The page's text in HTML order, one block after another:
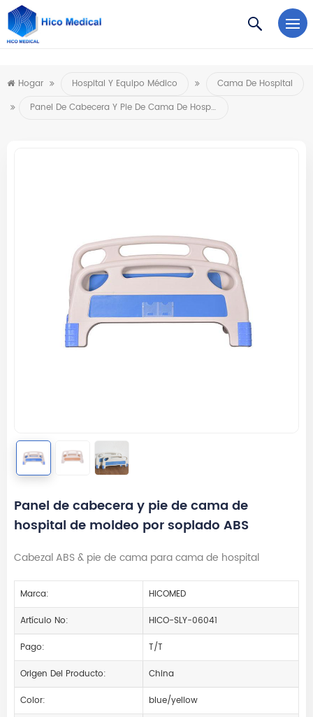
https://www.microsoft.com/en-us/microsoft-teams/log-in
Hogar Hospital Y Equipo Médico
Cama De Hospital
Panel De Cabecera Y Pie De Cama De Hospital De Moldeo Por Soplado ABS
Panel de cabecera y pie de cama de
hospital de moldeo por soplado ABS
Cabezal ABS & pie de cama para cama de hospital
Marca:
HICOMED
Artículo No:
HICO-SLY-06041
Pago:
T/T
Origen Del Producto:
China
Color:
blue/yellow